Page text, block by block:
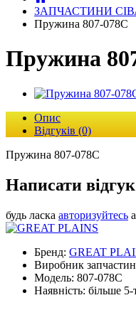
ЗАПЧАСТИНИ
Пружина 807-078C
Пружина
Опис
Відгуків (0)
Пружина 807-078C
Написати відгук
будь ласка авторизуйтесь
Бренд: GREAT
Виробник
Модель: 807-078C
Наявність: більше 5-